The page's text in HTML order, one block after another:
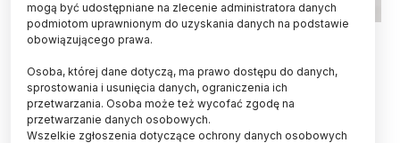
Fot. Adobe Stock
Nowy lek o nazwie apitegromab ma powstrzymać
„Ozempic butt” - utratę masy mięśniowej po
odchudzających zastrzykach semaglutydu –
informuje „Nature Medicine”.
mogą być udostępniane na zlecenie administratora danych
podmiotom uprawnionym do uzyskania danych na podstawie
obowiązującego prawa.
Osoba, której dane dotyczą, ma prawo dostępu do danych,
sprostowania i usunięcia danych, ograniczenia ich
przetwarzania. Osoba może też wycofać zgodę na
przetwarzanie danych osobowych.
Wszelkie zgłoszenia dotyczące ochrony danych osobowych